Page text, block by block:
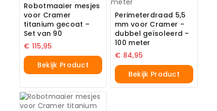
Robotmaaier mesjes
voor Cramer
titanium gecoat –
Set van 90
€ 115,95
Bekijk Product
Perimeterdraad 5,5
mm voor Cramer –
dubbel geïsoleerd –
100 meter
€ 84,95
Bekijk Product